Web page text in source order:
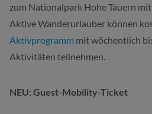
zum Nationalpark Hohe Tauern
Aktive Wanderurlauber können
Aktivprogramm mit wöchentlich
Aktivitäten teilnehmen.
NEU: Guest-Mobility-Ticket